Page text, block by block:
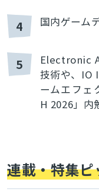
4 国内ゲーム
5
Electronic
技術や、IO
ームエフェ
H 2026」内
連載・特集